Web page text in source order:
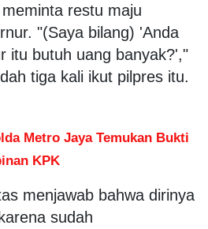
restu maju
"(Saya bilang) 'Anda
itu butuh uang banyak?',"
tiga kali ikut pilpres itu.
Metro Jaya Temukan Bukti
KPK
menjawab bahwa dirinya
sudah